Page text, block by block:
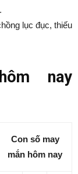
lục đục, thiếu
nay
Con số may
mắn hôm nay